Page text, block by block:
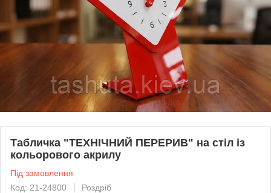
Табличка "ТЕХНІЧНИЙ ПЕРЕРИВ" на стіл із
кольорового акрилу
Під замовлення
Код: 21-24800
Роздріб